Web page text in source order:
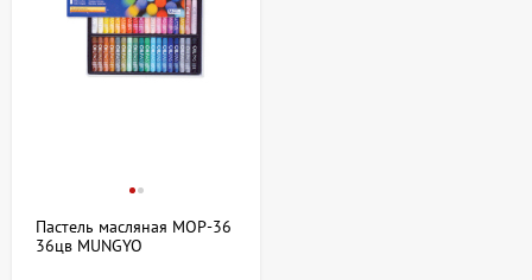
Пастель масляная MOP-36
36цв MUNGYO